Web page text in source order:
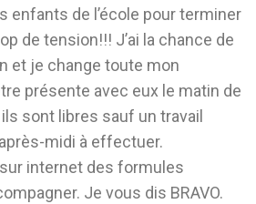
enfants de l’école pour terminer
de tension!!! J’ai la chance de
et je change toute mon
présente avec eux le matin de
sont libres sauf un travail
midi à effectuer.
internet des formules
Je vous dis BRAVO.